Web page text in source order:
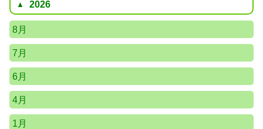
2026
8月
7月
6月
4月
1月